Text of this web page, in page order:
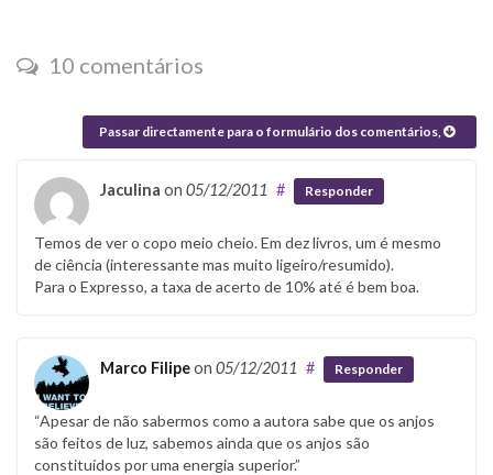
10 comentários
Passar directamente para o formulário dos comentários,
Jaculina on 05/12/2011 # Responder
Temos de ver o copo meio cheio. Em dez livros, um é mesmo
de ciência (interessante mas muito ligeiro/resumido).
Para o Expresso, a taxa de acerto de 10% até é bem boa.
Marco Filipeon 05/12/2011 # Responder
“Apesar de não sabermos como a autora sabe que os anjos
são feitos de luz, sabemos ainda que os anjos são
constituídos por uma energia superior.”